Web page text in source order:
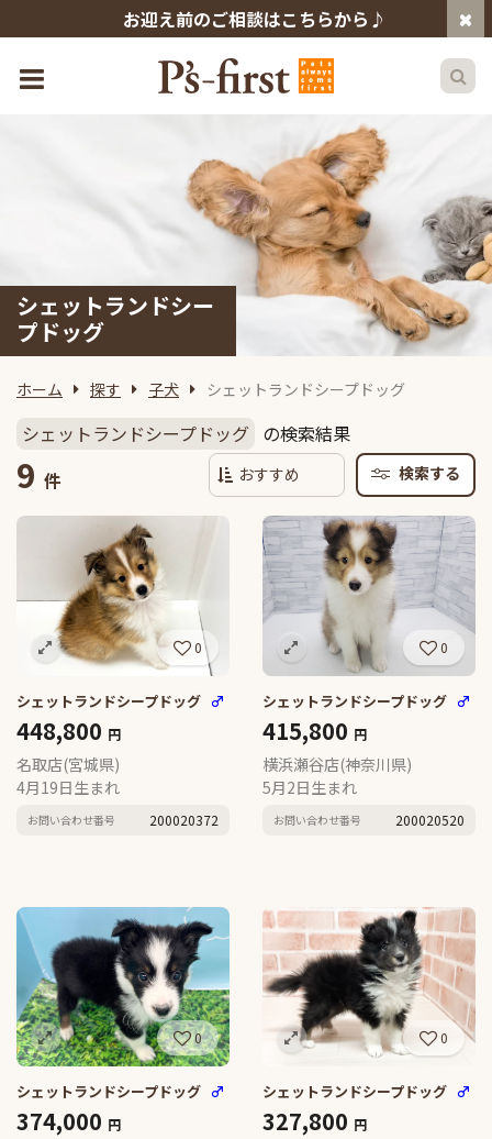
お迎え前のご相談はこちらから♪
シェットランドシー
プドッグ
ホーム 探す 子犬 シェットランドシープドッグ
シェットランドシープドッグ の検索結果
9 件 検索する
0
シェットランドシープドッグ ♂
448,800 円
名取店(宮城県)
4月19日生まれ
お問い合わせ番号 200020372
0
シェットランドシープドッグ ♂
415,800 円
横浜瀬谷店(神奈川県)
5月2日生まれ
お問い合わせ番号 200020520
0
シェットランドシープドッグ ♂
374,000 円
0
シェットランドシープドッグ ♂
327,800 円